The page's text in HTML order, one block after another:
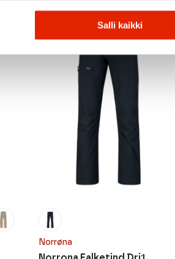
Salli kaikki
Norrøna